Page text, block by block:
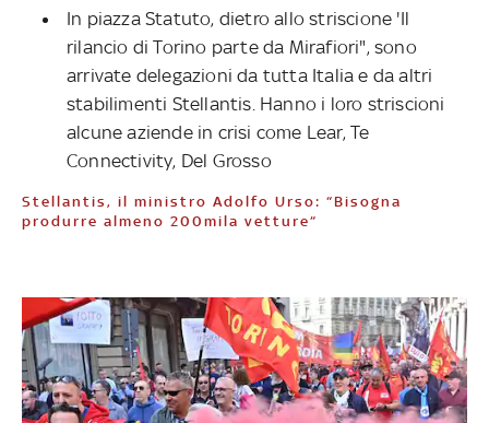
In piazza Statuto, dietro allo striscione 'Il
rilancio di Torino parte da Mirafiori", sono
arrivate delegazioni da tutta Italia e da altri
stabilimenti Stellantis. Hanno i loro striscioni
alcune aziende in crisi come Lear, Te
Connectivity, Del Grosso
Stellantis, il ministro Adolfo Urso: “Bisogna
produrre almeno 200mila vetture”